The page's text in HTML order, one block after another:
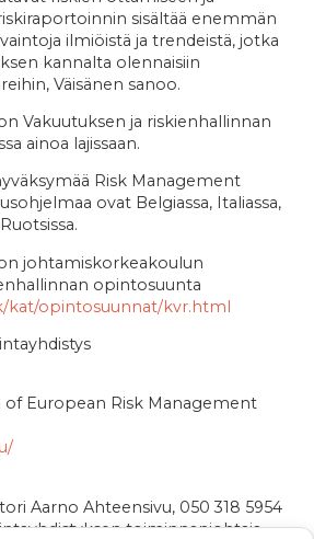
sisältää enemmän
ilmiöistä ja trendeistä, jotka
kannalta olennaisiin
Väisänen sanoo.
Vakuutuksen ja riskienhallinnan
ainoa lajissaan.
Risk Management
ovat Belgiassa, Italiassa,
johtamiskorkeakoulun
opintosuunta
kat/opintosuunnat/kvr.html
of European Risk Management
Aarno Ahteensivu, 050 318 5954
toiminnanjohtaja